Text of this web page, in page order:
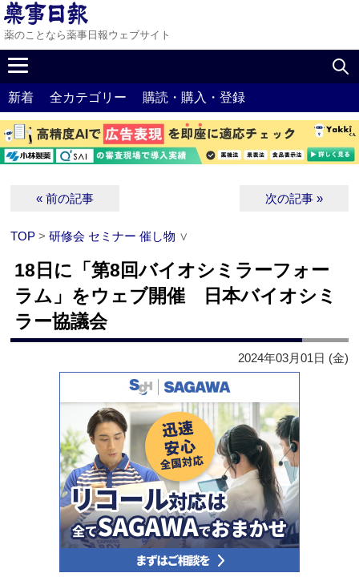
薬のことなら薬事日報ウェブサイト
新着 全カテゴリー 購読・購入・登録
« 前の記事 次の記事 »
TOP >研修会 セミナー 催し物 ∨
18日に「第8回バイオシミラーフォー
ラム」をウェブ開催 日本バイオシミ
ラー協議会
2024年03月01日 (金)